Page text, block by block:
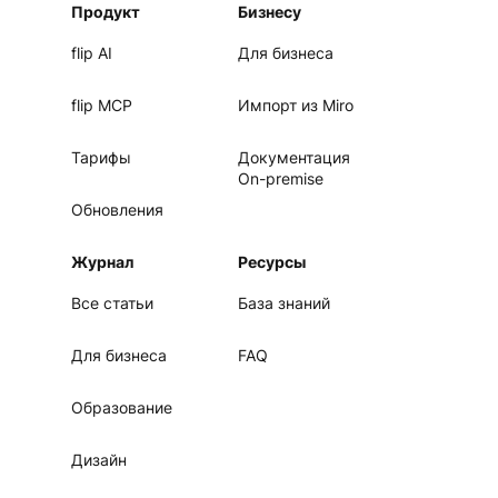
Продукт
flip AI
flip MCP
Тарифы
Обновления
Бизнесу
Для бизнеса
Импорт из Miro
Документация
On-premise
Журнал
Все статьи
Для бизнеса
Образование
Дизайн
Ресурсы
База знаний
FAQ